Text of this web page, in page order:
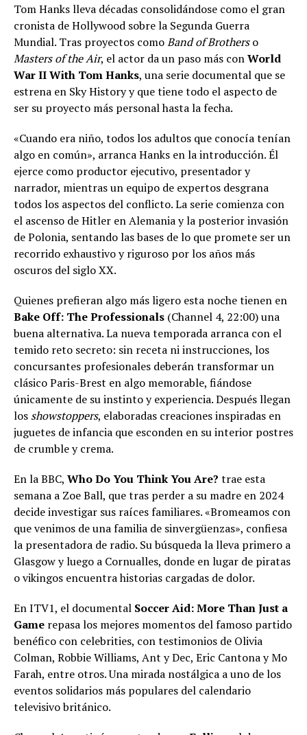
Tom Hanks lleva décadas consolidándose como el gran
cronista de Hollywood sobre la Segunda Guerra
Mundial. Tras proyectos comoBand of Brotherso
Masters of the Air, el actor da un paso más conWorld
War II With Tom Hanks, una serie documental que se
estrena en Sky History y que tiene todo el aspecto de
ser su proyecto más personal hasta la fecha.
«Cuando era niño, todos los adultos que conocía tenían
algo en común», arranca Hanks en la introducción. Él
ejerce como productor ejecutivo, presentador y
narrador, mientras un equipo de expertos desgrana
todos los aspectos del conflicto. La serie comienza con
el ascenso de Hitler en Alemania y la posterior invasión
de Polonia, sentando las bases de lo que promete ser un
recorrido exhaustivo y riguroso por los años más
oscuros del siglo XX.
Quienes prefieran algo más ligero esta noche tienen en
Bake Off: The Professionals (Channel 4, 22:00) una
buena alternativa. La nueva temporada arranca con el
temido reto secreto: sin receta ni instrucciones, los
concursantes profesionales deberán transformar un
clásico Paris-Brest en algo memorable, fiándose
únicamente de su instinto y experiencia. Después llegan
los showstoppers, elaboradas creaciones inspiradas en
juguetes de infancia que esconden en su interior postres
de crumble y crema.
En la BBC, Who Do You Think You Are? trae esta
semana a Zoe Ball, que tras perder a su madre en 2024
decide investigar sus raíces familiares. «Bromeamos con
que venimos de una familia de sinvergüenzas», confiesa
la presentadora de radio. Su búsqueda la lleva primero a
Glasgow y luego a Cornualles, donde en lugar de piratas
o vikingos encuentra historias cargadas de dolor.
En ITV1, el documental Soccer Aid: More Than Just a
Game repasa los mejores momentos del famoso partido
benéfico con celebrities, con testimonios de Olivia
Colman, Robbie Williams, Ant y Dec, Eric Cantona y Mo
Farah, entre otros. Una mirada nostálgica a uno de los
eventos solidarios más populares del calendario
televisivo británico.